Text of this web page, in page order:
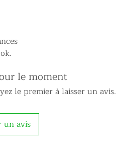
le moment
le premier à laisser un avis.
un avis